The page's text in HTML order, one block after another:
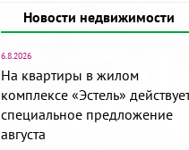
Новости недвижимости
6.8.2026
На квартиры в жилом
комплексе «Эстель»
специальное предложение
августа